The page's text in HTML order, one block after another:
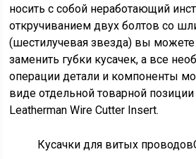
носить с собой неработающий
откручиванием двух болтов со
(шестилучевая звезда) вы
заменить губки кусачек, а все
операции детали и компоненты
виде отдельной товарной
Leatherman Wire Cutter Insert.
Кусачки для витых